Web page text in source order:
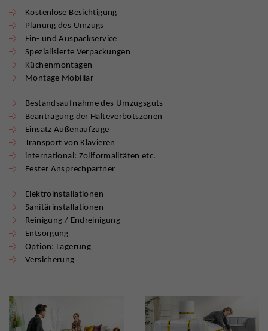
Kostenlose Besichtigung
Planung des Umzugs
Ein- und Auspackservice
Spezialisierte Verpackungen
Küchenmontagen
Montage Mobiliar
Bestandsaufnahme des Umzugsguts
Beantragung der Halteverbotszonen
Einsatz Außenaufzüge
Transport von Klavieren
international: Zollformalitäten etc.
Fester Ansprechpartner
Elektroinstallationen
Sanitärinstallationen
Reinigung / Endreinigung
Entsorgung
Option: Lagerung
Versicherung